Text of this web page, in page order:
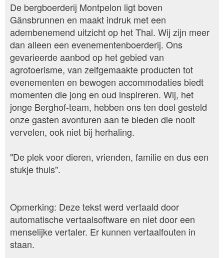
De bergboerderij Montpelon ligt boven
Gänsbrunnen en maakt indruk met een
adembenemend uitzicht op het Thal. Wij zijn meer
dan alleen een evenementenboerderij. Ons
gevarieerde aanbod op het gebied van
agrotoerisme, van zelfgemaakte producten tot
evenementen en bewogen accommodaties biedt
momenten die jong en oud inspireren. Wij, het
jonge Berghof-team, hebben ons ten doel gesteld
onze gasten avonturen aan te bieden die nooit
vervelen, ook niet bij herhaling.
"De plek voor dieren, vrienden, familie en dus een
stukje thuis".
Opmerking: Deze tekst werd vertaald door
automatische vertaalsoftware en niet door een
menselijke vertaler. Er kunnen vertaalfouten in
staan.